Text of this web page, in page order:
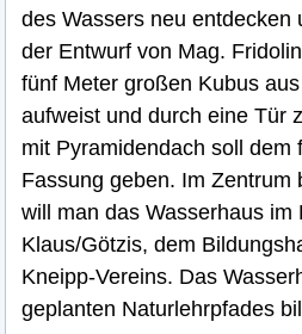
des Wassers neu
der Entwurf von Mag.
fünf Meter großen Kubus
aufweist und durch eine Tür
mit Pyramidendach soll
Fassung geben. Im
will man das Wasserhaus
Klaus/Götzis, dem
Kneipp-Vereins. Das
geplanten Naturlehrpfades